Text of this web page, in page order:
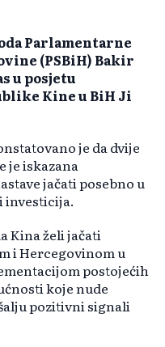
Parlamentarne
(PSBiH) Bakir
u posjetu
Kine u BiH Ji
je da dvije
je iskazana
jačati posebno u
investicija.
Kina želi jačati
i Hercegovinom u
postojećih
koje nude
pozitivni signali